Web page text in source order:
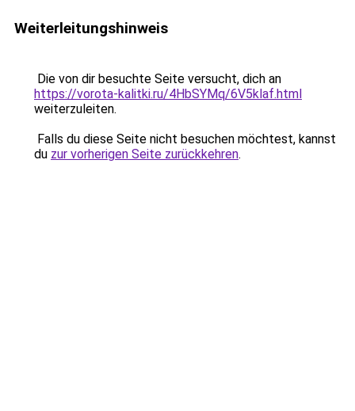
Weiterleitungshinweis
Die von dir besuchte Seite versucht, dich an
https://vorota-kalitki.ru/4HbSYMq/6V5klaf.html
weiterzuleiten.
Falls du diese Seite nicht besuchen möchtest, kannst
du zur vorherigen Seite zurückkehren.